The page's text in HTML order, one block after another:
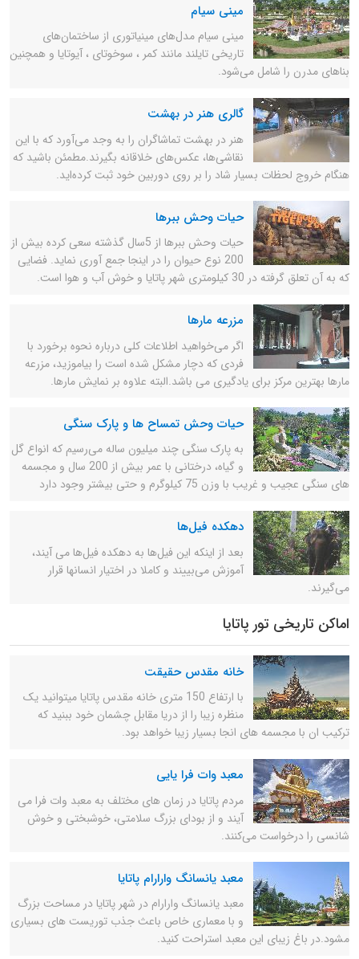
مینی سیام
مینی سیام مدل‌های مینیاتوری از ساختمان‌های
تاریخی تایلند مانند کمر ، سوخوتای ، آیوتایا و همچنین
بناهای مدرن را شامل می‌شود.
گالری هنر در بهشت
هنر در بهشت تماشاگران را به وجد می‌آورد که با این
نقاشی‌ها، عکس‌های خلاقانه بگیرند.مطمئن باشید که
هنگام خروج لحظات بسیار شاد را بر روی دوربین خود ثبت کرده‌اید.
حیات وحش ببرها
حیات وحش ببرها از 5سال گذشته سعی کرده بیش از
200 نوع حیوان را در اینجا جمع آوری نماید. فضایی
که به آن تعلق گرفته در 30 کیلومتری شهر پاتایا و خوش آب و هوا است.
مزرعه مارها
اگر می‌خواهید اطلاعات کلی درباره نحوه برخورد با
فردی که دچار مشکل شده است را بیاموزید، مزرعه
مارها بهترین مرکز برای یادگیری می باشد.البته علاوه بر نمایش مارها.
حیات وحش تمساح ها و پارک سنگی
به پارک سنگی چند میلیون ساله می‌رسیم که انواع گل
و گیاه، درختانی با عمر بیش از 200 سال و مجسمه
های سنگی عجیب و غریب با وزن 75 کیلوگرم و حتی بیشتر وجود دارد
دهکده فیل‌ها
بعد از اینکه این فیل‌ها به دهکده فیل‌ها می آیند،
آموزش می‌بییند و کاملا در اختیار انسانها قرار
می‌گیرند.
اماکن تاریخی تور پاتایا
خانه مقدس حقیقت
با ارتفاع 150 متری خانه مقدس پاتایا میتوانید یک
منظره زیبا را از دریا مقابل چشمان خود ببنید که
ترکیب ان با مجسمه های انجا بسیار زیبا خواهد بود.
معبد وات فرا یایی
مردم پاتایا در زمان های مختلف به معبد وات فرا می
آیند و از بودای بزرگ سلامتی، خوشبختی و خوش
شانسی را درخواست می‌کنند.
معبد یانسانگ وارارام پاتایا
معبد یانسانگ وارارام در شهر پاتایا در مساحت بزرگ
و با معماری خاص باعث جذب توریست های بسیاری
مشود.در باغ زیبای این معبد استراحت کنید.